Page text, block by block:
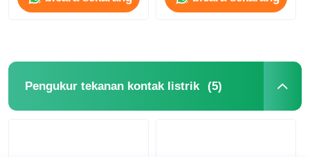
Pengukur tekanan kontak listrik (5)